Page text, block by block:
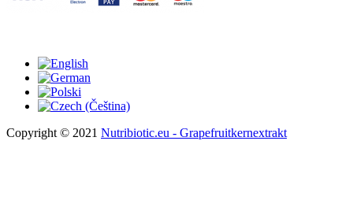
Copyright © 2021 Nutribiotic.eu - Grapefruitkernextrakt